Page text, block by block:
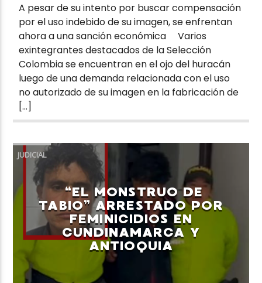
A pesar de su intento por buscar compensación
por el uso indebido de su imagen, se enfrentan
ahora a una sanción económica Varios
exintegrantes destacados de la Selección
Colombia se encuentran en el ojo del huracán
luego de una demanda relacionada con el uso
no autorizado de su imagen en la fabricación de
[…]
JUDICIAL
“EL MONSTRUO DE
TABIO” ARRESTADO POR
FEMINICIDIOS EN
CUNDINAMARCA Y
ANTIOQUIA